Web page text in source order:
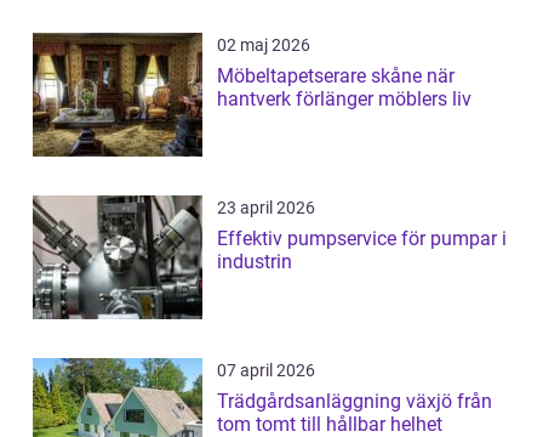
02 maj 2026
Möbeltapetserare skåne när
hantverk förlänger möblers liv
23 april 2026
Effektiv pumpservice för pumpar i
industrin
07 april 2026
Trädgårdsanläggning växjö från
tom tomt till hållbar helhet